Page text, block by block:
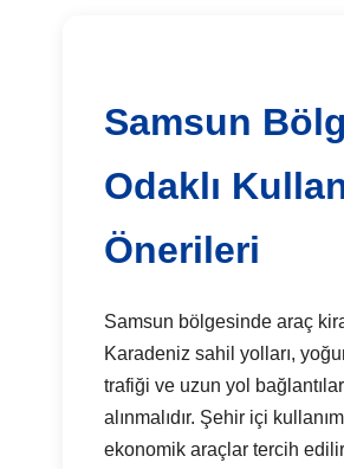
Samsun
Odaklı
Önerileri
Samsun bölgesinde araç
Karadeniz sahil yolları,
trafiği ve uzun yol
alınmalıdır. Şehir içi
ekonomik araçlar tercih